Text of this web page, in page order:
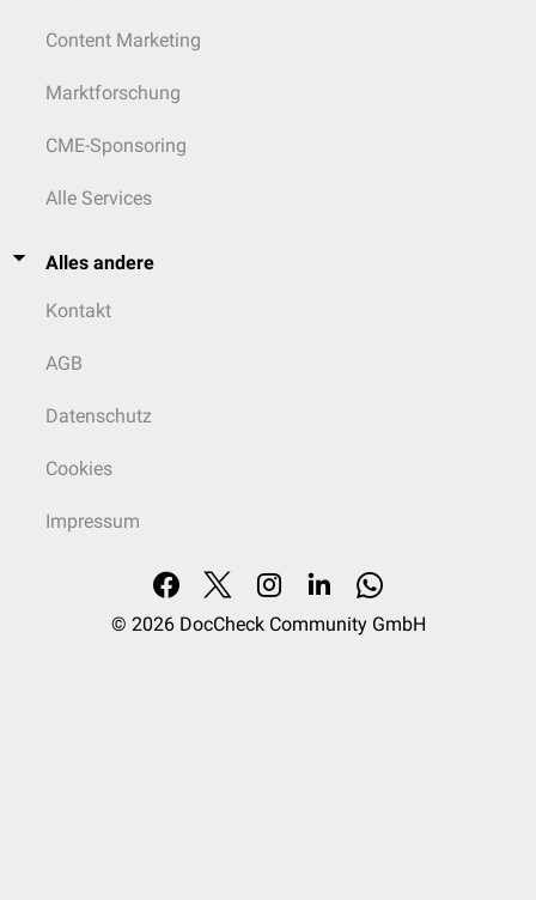
Content Marketing
Marktforschung
CME-Sponsoring
Alle Services
Alles andere
Kontakt
AGB
Datenschutz
Cookies
Impressum
© 2026 DocCheck Community GmbH